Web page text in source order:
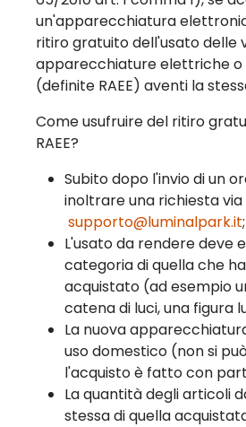
un'apparecchiatura
ritiro gratuito dell'usato delle
apparecchiature elettriche
(definite RAEE) aventi la
Come usufruire del ritiro
RAEE?
Subito dopo l'invio di un
inoltrare una richiesta via
supporto@luminalpark.it;
L'usato da rendere deve
categoria di quella che
acquistato (ad esempio
catena di luci, una figura
La nuova
uso domestico (non si
l'acquisto è fatto con
La quantità degli articoli
stessa di quella